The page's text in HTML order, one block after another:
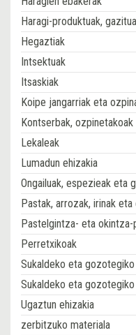
Haragi-produktuak,
Hegaztiak
Intsektuak
Itsaskiak
Koipe jangarriak eta
Kontserbak,
Lekaleak
Lumadun ehizakia
Ongailuak, espezieak eta
Pastak, arrozak, irinak
Pastelgintza- eta okintza-
Perretxikoak
Sukaldeko eta
Sukaldeko eta
Ugaztun ehizakia
zerbitzuko materiala